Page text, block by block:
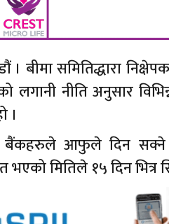
। बीमा समितिद्धारा
लगानी नीति अनुसार
।
आफुले दिन सक्ने
भएको मितिले १५ दिन